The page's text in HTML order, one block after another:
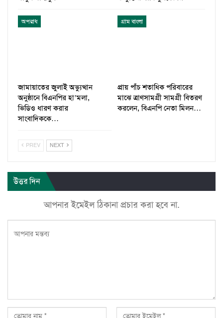
অপরাধ
জামায়াতের জুলাই অভ্যুত্থান
অনুষ্ঠানে বিএনপির হা’মলা,
ভিডিও ধারণ করার
সাংবাদিককে…
গ্রাম বাংলা
প্রায় পাঁচ শতাধিক পরিবারের
মাঝে ত্রাণসামগ্রী সামগ্রী বিতরণ
করলেন, বিএনপি নেতা মিলন…
PREV NEXT
উত্তর দিন
আপনার ইমেইল ঠিকানা প্রচার করা হবে না.